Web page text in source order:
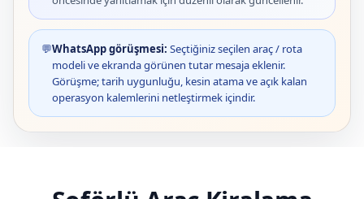
💬WhatsApp görüşmesi: Seçtiğiniz seçilen araç / rota
modeli ve ekranda görünen tutar mesaja eklenir.
Görüşme; tarih uygunluğu, kesin atama ve açık kalan
operasyon kalemlerini netleştirmek içindir.